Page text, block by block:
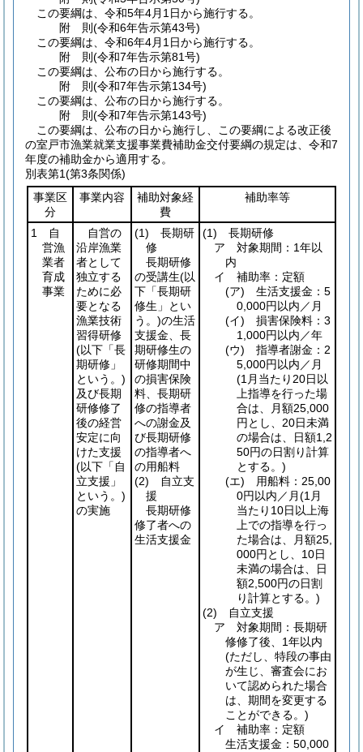
この要綱は、令和5年4月1日から施行する。
附 則(令和6年告示第43号)
この要綱は、令和6年4月1日から施行する。
附 則(令和7年告示第81号)
この要綱は、公布の日から施行する。
附 則(令和7年告示第134号)
この要綱は、公布の日から施行する。
附 則(令和7年告示第143号)
この要綱は、公布の日から施行し、この要綱による改正後
の室戸市漁業就業支援事業費補助金交付要綱の規定は、令和7
年度の補助金から適用する。
別表第1(第3条関係)
事業区
分
事業内容
補助対象経
費
補助率等
1 自
営漁
業者
育成
事業
自営の
沿岸漁業
者として
独立する
ために必
要となる
漁業技術
習得研修
(以下「長
期研修」
という。)
及び長期
研修修了
後の経営
安定に向
けた支援
(以下「自
立支援」
という。)
の実施
(1) 長期研
修
長期研修
の受講生(以
下「長期研
修生」とい
う。)の生活
支援金、長
期研修生の
研修期間中
の損害保険
料、長期研
修の指導者
への謝金及
び長期研修
の指導者へ
の用船料
(2) 自立支
援
長期研修
修了者への
生活支援金
(1) 長期研修
ア 対象期間：1年以
内
イ 補助率：定額
(ア) 生活支援金：5
0,000円以内／月
(イ) 損害保険料：3
1,000円以内／年
(ウ) 指導者謝金：2
5,000円以内／月
(1月当たり20日以
上指導を行った場
合は、月額25,000
円とし、20日未満
の場合は、日額1,2
50円の日割り計算
とする。)
(エ) 用船料：25,00
0円以内／月(1月
当たり10日以上海
上での指導を行っ
た場合は、月額25,
000円とし、10日
未満の場合は、日
額2,500円の日割
り計算とする。)
(2) 自立支援
ア 対象期間：長期研
修修了後、1年以内
(ただし、特段の事由
が生じ、審査会にお
いて認められた場合
は、期間を変更する
ことができる。)
イ 補助率：定額
生活支援金：50,000